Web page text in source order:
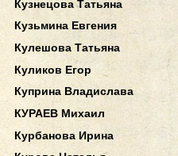
Кузнецова Татьяна
Кузьмина Евгения
Кулешова Татьяна
Куликов Егор
Куприна Владислава
КУРАЕВ Михаил
Курбанова Ирина